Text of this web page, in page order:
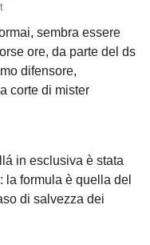
sembra essere
ore, da parte del ds
difensore,
corte di mister
in esclusiva è stata
la formula è quella del
di salvezza dei